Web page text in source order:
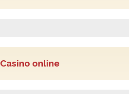
Casino online